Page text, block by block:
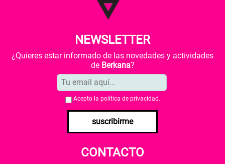
NEWSLETTER
¿Quieres estar informado de las novedades y actividades
de Berkana?
Acepto la política de privacidad .
suscribirme
CONTACTO